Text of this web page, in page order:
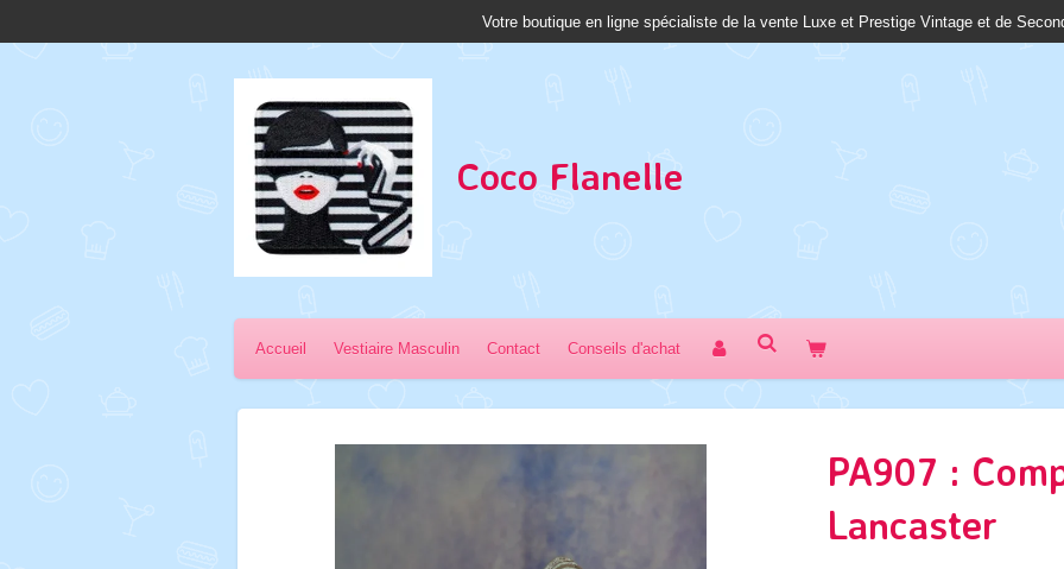
Votre boutique en ligne spécialiste de la vente Luxe et Prestige Vintage et de
Coco Flanelle
Accueil Vestiaire Masculin Contact Conseils d'achat
PA907 :
Lancaster